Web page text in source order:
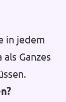
in jedem
Ganzes